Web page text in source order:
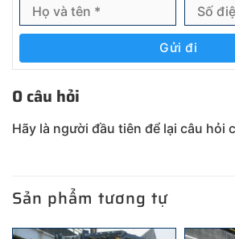
Gửi đi
0 câu hỏi
Hãy là người đầu tiên để lại câu hỏi
Sản phẩm tương tự